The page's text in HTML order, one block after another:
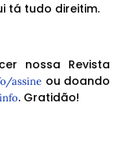
tá tudo direitim.
nossa Revista
assine ou doando
. Gratidão!